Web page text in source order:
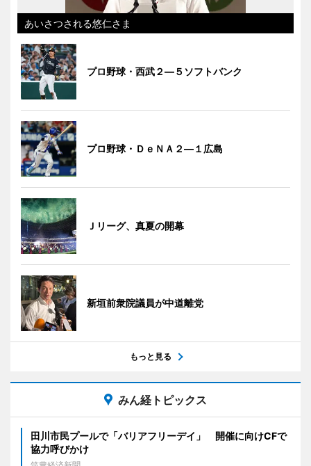
あいさつされる悠仁さま
プロ野球・西武２―５ソフトバンク
プロ野球・ＤｅＮＡ２―１広島
Ｊリーグ、真夏の開幕
新垣前衆院議員が中道離党
もっと見る
みん経トピックス
田川市民プールで「バリアフリーデイ」 開催に向けCFで
協力呼びかけ